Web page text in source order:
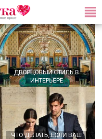
ДВОРЦОВЫЙ СТИЛЬ В
ИНТЕРЬЕРЕ
ЧТО ДЕЛАТЬ, ЕСЛИ ВАШ